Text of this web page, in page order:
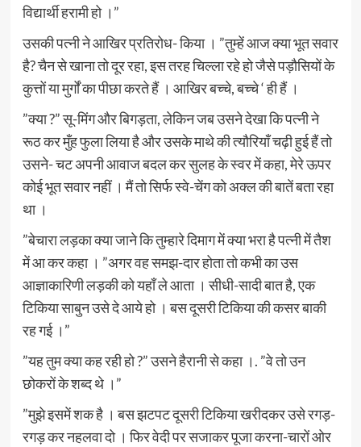
विद्यार्थी हरामी हो ।”
उसकी पत्नी ने आखिर प्रतिरोध- किया । ”तुम्हें आज क्या भूत सवार
है? चैन से खाना तो दूर रहा, इस तरह चिल्ला रहे हो जैसे पड़ौसियों के
कुत्तों या मुर्गों का पीछा करते हैं । आखिर बच्चे, बच्चे ‘ ही हैं ।
”क्या ?” सू-मिंग और बिगड़ता, लेकिन जब उसने देखा कि पत्नी ने
रूठ कर मुँह फुला लिया है और उसके माथे की त्यौरियाँ चढ़ी हुई हैं तो
उसने- चट अपनी आवाज बदल कर सुलह के स्वर में कहा, मेरे ऊपर
कोई भूत सवार नहीं । मैं तो सिर्फ स्वे-चेंग को अक्ल की बातें बता रहा
था ।
”बेचारा लड़का क्या जाने कि तुम्हारे दिमाग में क्या भरा है पत्नी में तैश
में आ कर कहा । ”अगर वह समझ-दार होता तो कभी का उस
आज्ञाकारिणी लड़की को यहाँ ले आता । सीधी-सादी बात है, एक
टिकिया साबुन उसे दे आये हो । बस दूसरी टिकिया की कसर बाकी
रह गई ।”
”यह तुम क्या कह रही हो ?” उसने हैरानी से कहा ।. ”वे तो उन
छोकरों के शब्द थे ।”
”मुझे इसमें शक है । बस झटपट दूसरी टिकिया खरीदकर उसे रगड़-
रगड़ कर नहलवा दो । फिर वेदी पर सजाकर पूजा करना-चारों ओर